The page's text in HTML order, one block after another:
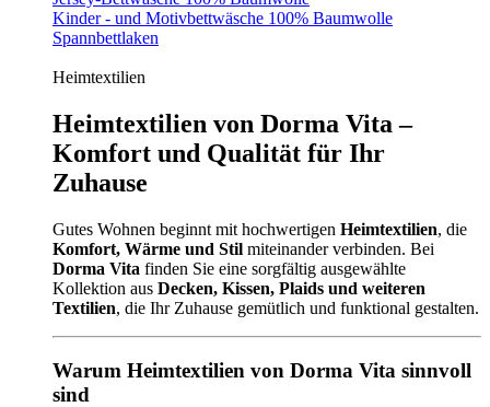
Kinder - und Motivbettwäsche 100% Baumwolle
Spannbettlaken
Heimtextilien
Heimtextilien von Dorma Vita –
Komfort und Qualität für Ihr
Zuhause
Gutes Wohnen beginnt mit hochwertigen Heimtextilien, die
Komfort, Wärme und Stil miteinander verbinden. Bei
Dorma Vita finden Sie eine sorgfältig ausgewählte
Kollektion aus Decken, Kissen, Plaids und weiteren
Textilien, die Ihr Zuhause gemütlich und funktional gestalten.
Warum Heimtextilien von Dorma Vita sinnvoll
sind